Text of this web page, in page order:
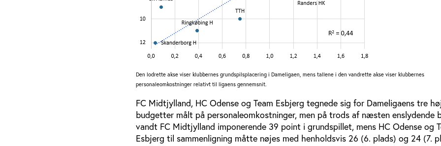
Den lodrette akse viser klubbernes grundspilsplacering i Dameligaen, mens tallene i den vandrette akse viser klubbernes
personaleomkostninger relativt til ligaens gennemsnit.
FC Midtjylland, HC Odense og Team Esbjerg tegnede sig for Dameligaens tre
budgetter målt på personaleomkostninger, men på trods af næsten enslydende
vandt FC Midtjylland imponerende 39 point i grundspillet, mens HC Odense og
Esbjerg til sammenligning måtte nøjes med henholdsvis 26 (6. plads) og 24 (7.